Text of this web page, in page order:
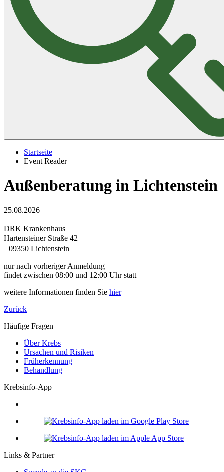
Startseite
Event Reader
Außenberatung in Lichtenstein
25.08.2026
DRK Krankenhaus
Hartensteiner Straße 42
09350 Lichtenstein
nur nach vorheriger Anmeldung
findet zwischen 08:00 und 12:00 Uhr statt
weitere Informationen finden Sie hier
Zurück
Häufige Fragen
Über Krebs
Ursachen und Risiken
Früherkennung
Behandlung
Krebsinfo-App
Links & Partner